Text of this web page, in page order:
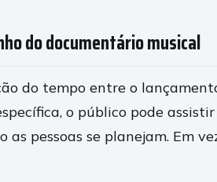
do documentário musical
do tempo entre o
o público pode
pessoas se planejam. Em